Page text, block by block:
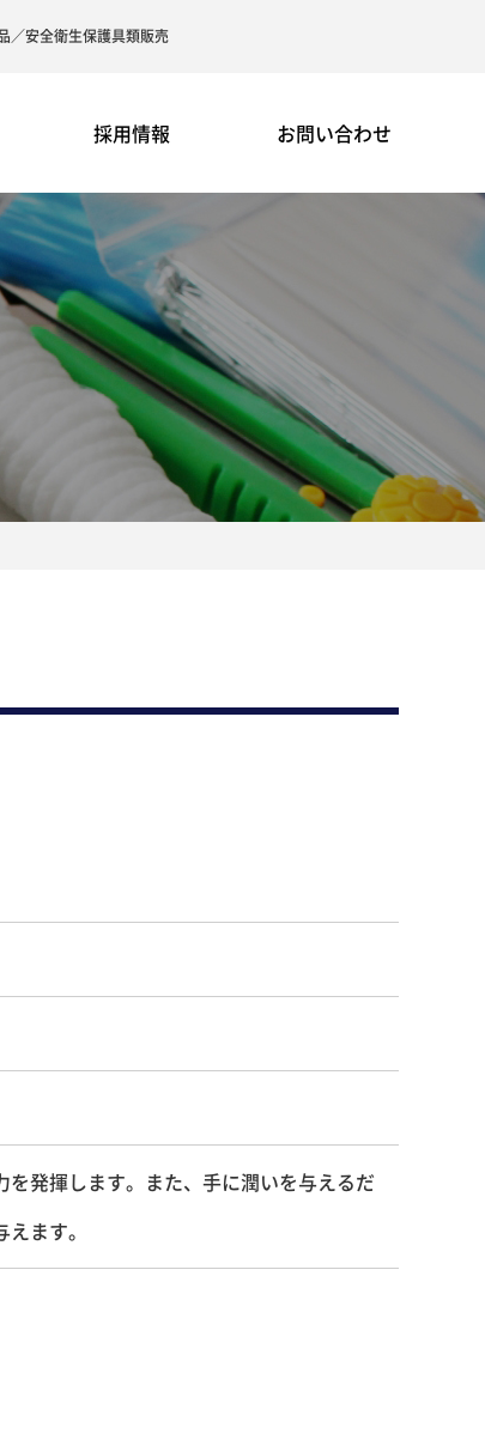
／安全衛生保護具類販売
採用情報 お問い合わせ
発揮します。また、手に潤いを与えるだ
ます。